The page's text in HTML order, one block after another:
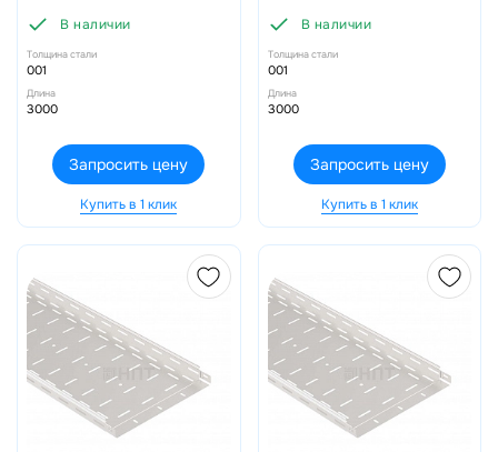
В наличии
Толщина стали
001
Длина
3000
Запросить цену
Купить в 1 клик
В наличии
Толщина стали
001
Длина
3000
Запросить цену
Купить в 1 клик